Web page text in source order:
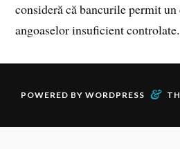
consideră că bancurile permit
angoaselor insuficient controlate.
POWERED BY WORDPRESS &